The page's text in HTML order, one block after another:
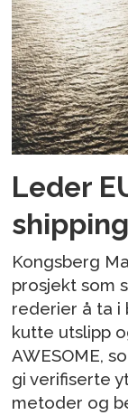
Leder
shipping
Kongsberg
prosjekt som
rederier å ta i
kutte utslipp
AWESOME,
gi verifiserte
metoder og